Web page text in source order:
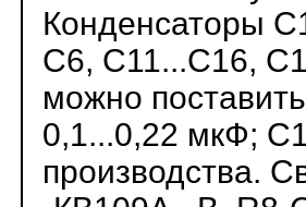
Конденсаторы
С6, С11...С16,
можно
0,1...0,22 мкФ;
производства.